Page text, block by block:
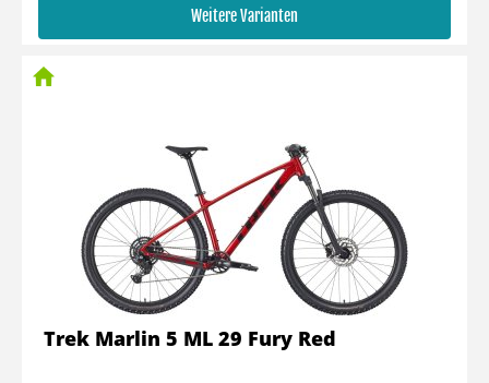
Weitere Varianten
Trek Marlin 5 ML 29 Fury Red